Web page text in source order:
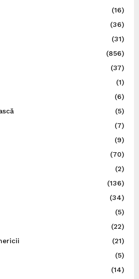
(16)
(36)
(31)
(856)
(37)
(1)
(6)
(5)
(7)
(9)
(70)
(2)
(136)
(34)
(5)
(22)
(21)
(5)
(14)